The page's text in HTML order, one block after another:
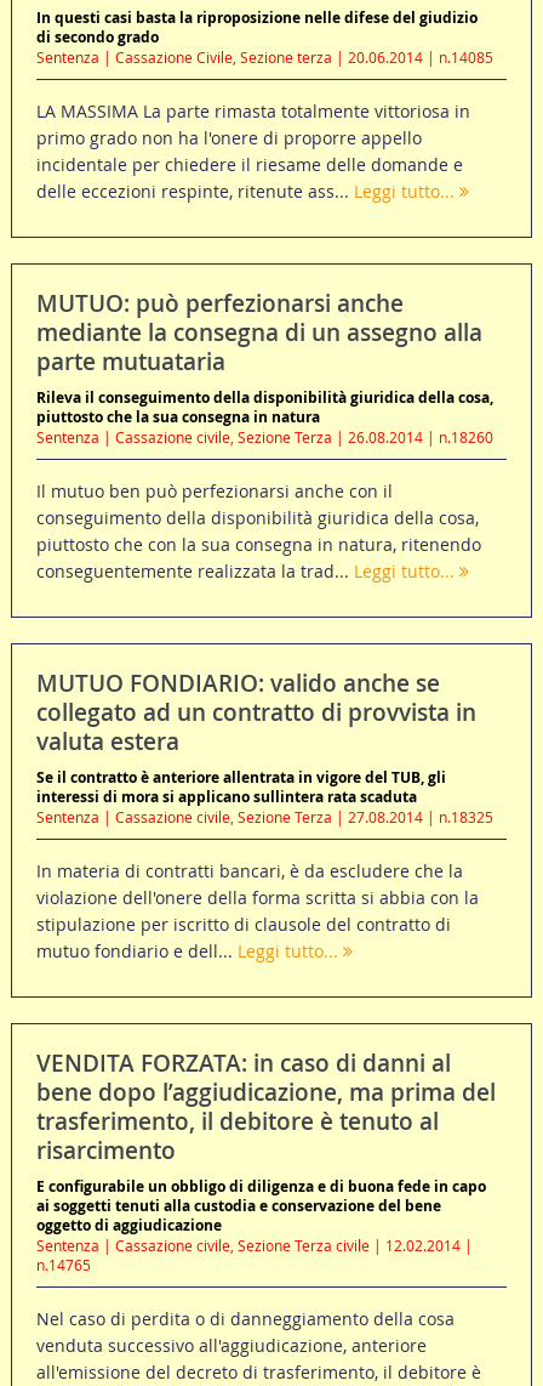
In questi casi basta la riproposizione nelle difese del giudizio
di secondo grado
Sentenza | Cassazione Civile, Sezione terza | 20.06.2014 | n.14085
LA MASSIMA La parte rimasta totalmente vittoriosa in
primo grado non ha l'onere di proporre appello
incidentale per chiedere il riesame delle domande e
delle eccezioni respinte, ritenute ass... Leggi tutto...
MUTUO: può perfezionarsi anche
mediante la consegna di un assegno alla
parte mutuataria
Rileva il conseguimento della disponibilità giuridica della cosa,
piuttosto che la sua consegna in natura
Sentenza | Cassazione civile, Sezione Terza | 26.08.2014 | n.18260
Il mutuo ben può perfezionarsi anche con il
conseguimento della disponibilità giuridica della cosa,
piuttosto che con la sua consegna in natura, ritenendo
conseguentemente realizzata la trad... Leggi tutto...
MUTUO FONDIARIO: valido anche se
collegato ad un contratto di provvista in
valuta estera
Se il contratto è anteriore allentrata in vigore del TUB, gli
interessi di mora si applicano sullintera rata scaduta
Sentenza | Cassazione civile, Sezione Terza | 27.08.2014 | n.18325
In materia di contratti bancari, è da escludere che la
violazione dell'onere della forma scritta si abbia con la
stipulazione per iscritto di clausole del contratto di
mutuo fondiario e dell... Leggi tutto...
VENDITA FORZATA: in caso di danni al
bene dopo l’aggiudicazione, ma prima del
trasferimento, il debitore è tenuto al
risarcimento
E configurabile un obbligo di diligenza e di buona fede in capo
ai soggetti tenuti alla custodia e conservazione del bene
oggetto di aggiudicazione
Sentenza | Cassazione civile, Sezione Terza civile | 12.02.2014 |
n.14765
Nel caso di perdita o di danneggiamento della cosa
venduta successivo all'aggiudicazione, anteriore
all'emissione del decreto di trasferimento, il debitore è